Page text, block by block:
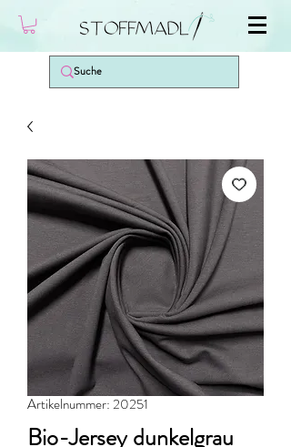
Artikelnummer: 20251
Bio-Jersey dunkelgrau